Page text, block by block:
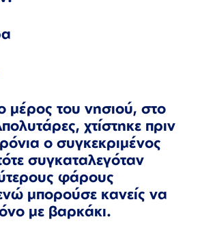
μέρος του νησιού, στο
χτίστηκε πριν
ο συγκεκριμένος
συγκαταλεγόταν
φάρους
μπορούσε κανείς να
με βαρκάκι.